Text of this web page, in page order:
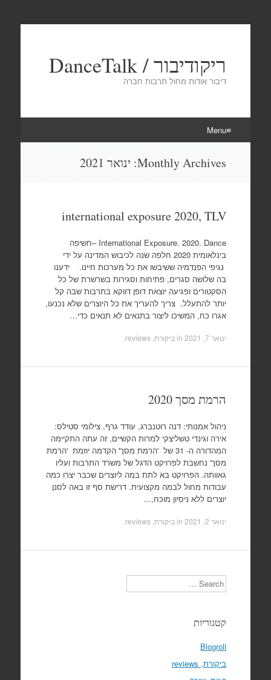
ריקודיבור / DanceTalk
דיבור אודות מחול תרבות חברה
Menu
Monthly Archives: ינואר 2021
international exposure 2020, TLV
International Exposure. 2020. Dance –חשיפה
בינלאומית 2020 חלפה שנה לכיבוש המדינה על ידי
נגיפי הפנדמיה ששיבשו את כל מערכות חיינו. ידענו
בה שלושה סגרים, פתיחות וסגירות בשרשרת של כל
הסקטורים ופגיעה יוצאת דופן דווקא בתרבות שבה קל
יותר להתעלל. צריך להעריך את כל היוצרים שלא נכנעו,
אגרו כח, המשיכו ליצור בתנאים לא תנאים כדי…
ינואר 7, 2021 in ביקורת, reviews
הרמת מסך 2020
ניהול אמנותי: דנה רוטנברג, עודד גרף, צילומי סטילס:
אירה וגינדי טשליצקי למרות הקשיים, זה עתה התקיימה
המהדורה ה- 31 של 'הרמת מסך' הקדמה יוזמת 'הרמת
מסך' נחשבת לפרויקט הדגל של משרד התרבות ועליו
גאוותה. הפרויקט בא לתת במה ליוצרים שכבר יצרו כמה
עבודות מחול לבמה מקצועית. דרישת סף זו באה לסנן
יוצרים ללא ניסיון מוכח,…
ינואר 2, 2021 in ביקורת, reviews
Search
קטגוריות
Blogroll
ביקורת, reviews